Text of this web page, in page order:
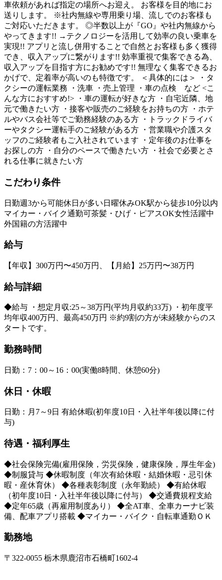
車依頼があれば指定の場所へお迎え。 お客様を目的地にお
送りします。 ※社内無線や専用乗り場、流しでのお客様も
ご対応いただきます。 ◎半数以上が『GO』や社内無線から
やってきます!! →テクノロジーを活用して効率の良い乗車を
実現!! アプリと流し併用することで自然とお客様も多く獲得
でき、収入アップに繋がります!! 効率重視で集客できる為、
収入アップを目指す方にお勧めです!! 無理なく集客できるお
かげで、定着率が高いのも特徴です。 ＜具体的には＞ ・タ
クシーの運転業務 ・洗車 ・売上管理 ・車の点検 など <こ
んな方におすすめ!> ・車の運転が好きな方 ・自宅近隣、地
元で働きたい方 ・接客や販売のご経験をお持ちの方 ・ホテ
ルやバス会社等でご勤務経験のある方 ・トラックドライバ
ーやタクシー運転手のご経験がある方 ・営業職や介護スタ
ッフのご経験者もご入社されています ・定年後のお仕事を
お探しの方 ・自分のペースで働きたい方 ・社会で必要とさ
れる仕事に就きたい方
こだわり条件
日勤週3から可能休日が多い 日曜休みOK駅から徒歩10分以内
マイカー・バイク通勤可茶髪・ひげ・ピアスOK女性活躍中
外国籍の方活躍中
給与
【年収】300万円〜450万円、【月給】25万円〜38万円
給与詳細
◆給与 ・想定月収:25～38万円(平均月収約33万) ・初年度平
均年収400万円、最高450万円 ※約9割の方が未経験からのス
タートです。
勤務時間
日勤：7：00～16：00(実働8時間、休憩60分)
休日・休暇
日勤：月7～9日 有給休暇(初年度10日・入社半年後以降に付
与)
待遇・福利厚生
◆社会保険完備(雇用保険，労災保険，健康保険，厚生年金)
◆制服貸与 ◆休暇制度（年次有給休暇・結婚休暇・忌引休
暇・産休育休） ◆各種表彰制度（永年勤続） ◆有給休暇
（初年度10日・入社半年後以降に付与） ◆交通費規程支給
◆定年65歳（再雇用制度あり） ◆全AT車、全車カーナビ装
備、配車アプリ搭載 ◆マイカー・バイク・自転車通勤ＯＫ
勤務地
〒322-0055 栃木県鹿沼市石橋町1602-4